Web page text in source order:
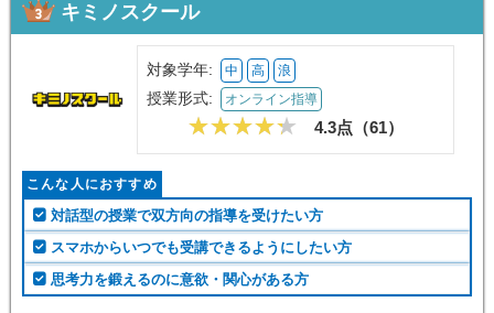
キミノスクール
対象学年: 中 高 浪
授業形式: オンライン指導
4.3点（61）
こんな人におすすめ
対話型の授業で双方向の指導を受けたい方
スマホからいつでも受講できるようにしたい方
思考力を鍛えるのに意欲・関心がある方